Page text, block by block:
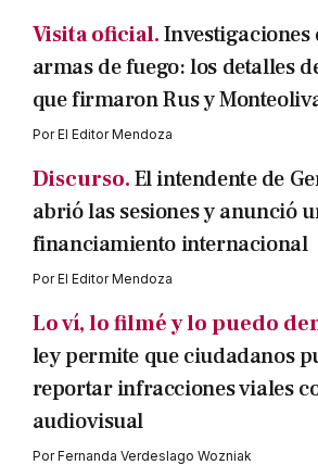
Visita oficial.Investigaciones
armas de fuego: los detalles
que firmaron Rus y
PorEl Editor Mendoza
Discurso.El intendente de
abrió las sesiones y anunció
financiamiento internacional
PorEl Editor Mendoza
Lo ví, lo filmé y lo puedo
ley permite que ciudadanos
reportar infracciones viales
audiovisual
PorFernanda Verdeslago Wozniak